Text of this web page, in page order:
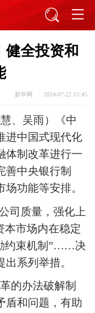
健全投资和
新华网 2024-07-22 15:45
、吴雨）《中
进中国式现代化
体制改革进行一
善中央银行制
功能等安排。
司质量，强化上
本市场内在稳定
约束机制”……决
系列举措。
的办法破解制
盾和问题，有助